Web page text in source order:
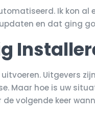
Ik kon
en dat ging
Uitgevers
Maar hoe is uw
volgende keer